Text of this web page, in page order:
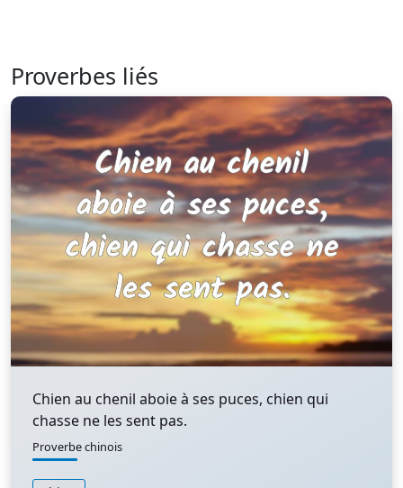
Proverbes liés
Chien au chenil aboie à ses puces, chien qui
chasse ne les sent pas.
Proverbe chinois